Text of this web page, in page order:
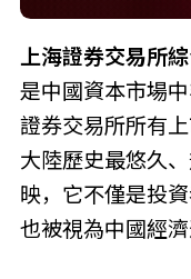
上海證券交易所
是中國資本市場
證券交易所所有
大陸歷史最悠久
映，它不僅是投
也被視為中國經濟